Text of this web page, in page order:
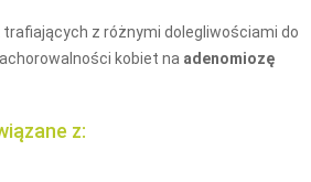
z różnymi dolegliwościami do
kobiet na adenomiozę
z: